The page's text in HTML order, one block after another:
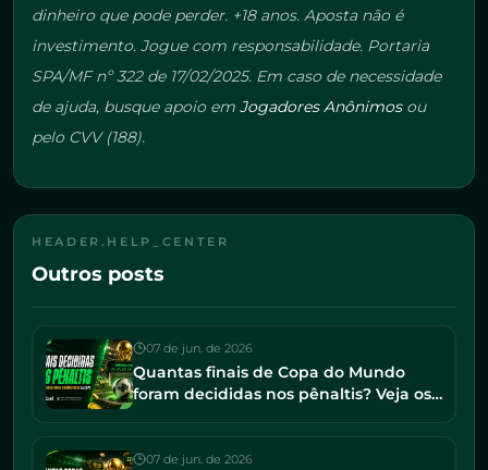
dinheiro que pode perder. +18 anos. Aposta não é
investimento. Jogue com responsabilidade. Portaria
SPA/MF nº 322 de 17/02/2025. Em caso de necessidade
de ajuda, busque apoio em Jogadores Anônimosou
pelo CVV (188).
HEADER.HELP_CENTER
Outros posts
07 de jun. de 2026
Quantas finais de Copa do Mundo
foram decididas nos pênaltis? Veja os
07 de jun. de 2026